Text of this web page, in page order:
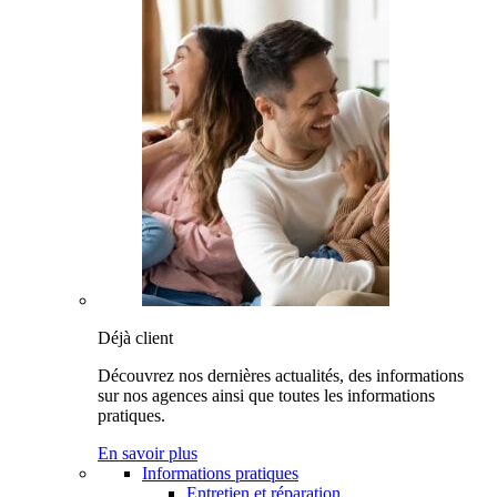
Déjà client
Découvrez nos dernières actualités, des informations
sur nos agences ainsi que toutes les informations
pratiques.
En savoir plus
Informations pratiques
Entretien et réparation